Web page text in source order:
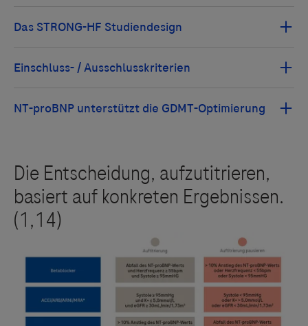
Atemnot in Ruhe, Lungenstauung auf dem
Röntgenthorax sowie anderen Anzeichen und/oder
Symptomen einer Herzinsuffizienz (wie Ödeme
und/oder positive Rasselgeräusche bei Auskultation)
Alle Messwerte des systolischen Blutdrucks
innerhalb von 24 Stunden vor Randomisierung bei ≥
100 mmHg und Herzfrequenz bei ≥ 60 Schlägen pro
Minute
Alle Messwerte des Serumkaliums innerhalb von